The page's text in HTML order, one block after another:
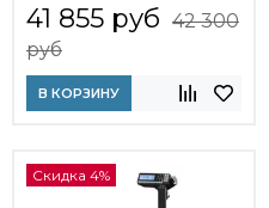
41 855 руб 42 300
руб
В КОРЗИНУ
Скидка 4%